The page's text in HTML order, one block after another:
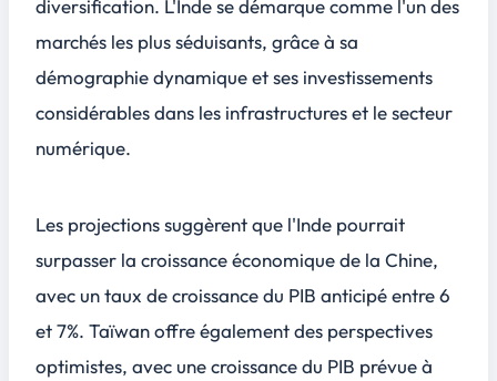
diversification. L'Inde se démarque comme l'un des
marchés les plus séduisants, grâce à sa
démographie dynamique et ses investissements
considérables dans les infrastructures et le secteur
numérique.
Les projections suggèrent que l'Inde pourrait
surpasser la croissance économique de la Chine,
avec un taux de croissance du PIB anticipé entre 6
et 7%. Taïwan offre également des perspectives
optimistes, avec une croissance du PIB prévue à